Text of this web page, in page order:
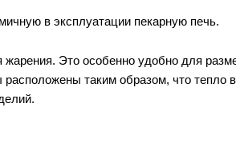
в эксплуатации пекарную печь.
Это особенно удобно для
таким образом, что тепло